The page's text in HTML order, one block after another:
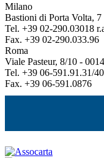
Milano
Bastioni di Porta Volta,
Tel. +39 02-290.03018
Fax. +39 02-290.033.96
Roma
Viale Pasteur, 8/10 -
Tel. +39 06-591.91.31/40
Fax. +39 06-591.0876